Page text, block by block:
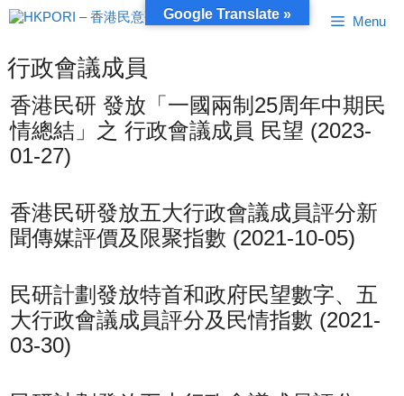
跳
至
容
Menu
行政會議成員
香港民研 發放「一國兩制25周年中期民
情總結」之 行政會議成員 民望 (2023-
01-27)
香港民研發放五大行政會議成員評分新
聞傳媒評價及限聚指數 (2021-10-05)
民研計劃發放特首和政府民望數字、五
大行政會議成員評分及民情指數 (2021-
03-30)
Google Translate »